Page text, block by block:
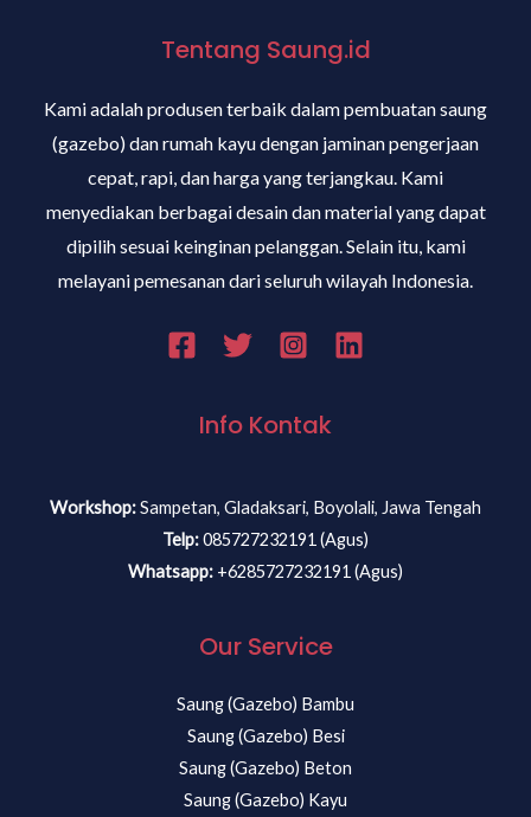
Tentang Saung.id
Kami adalah produsen terbaik dalam pembuatan saung
(gazebo) dan rumah kayu dengan jaminan pengerjaan
cepat, rapi, dan harga yang terjangkau. Kami
menyediakan berbagai desain dan material yang dapat
dipilih sesuai keinginan pelanggan. Selain itu, kami
melayani pemesanan dari seluruh wilayah Indonesia.
Info Kontak
Workshop:Sampetan, Gladaksari, Boyolali, Jawa Tengah
Telp:085727232191 (Agus)
Whatsapp: +6285727232191 (Agus)
Our Service
Saung (Gazebo) Bambu
Saung (Gazebo) Besi
Saung (Gazebo) Beton
Saung (Gazebo) Kayu